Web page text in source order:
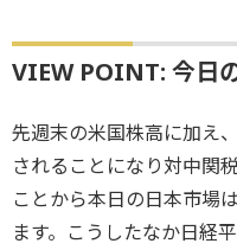
VIEW POINT: 今日
先週末の米国株高に加え
されることになり対中関
ことから本日の日本市場
ます。こうしたなか日経